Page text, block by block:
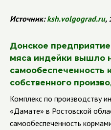
Источник:ksh.volgograd.ru,
Донское
мяса индейки вышло
самообеспеченность
собственного
Комплекс по производству
«Дамате» в Ростовской
самообеспеченность